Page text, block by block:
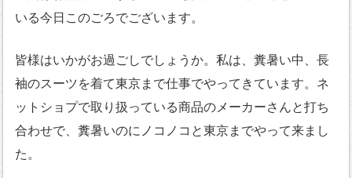
いる今日このごろでございます。
皆様はいかがお過ごしでしょうか。私は、糞暑い中、長
袖のスーツを着て東京まで仕事でやってきています。ネ
ットショプで取り扱っている商品のメーカーさんと打ち
合わせで、糞暑いのにノコノコと東京までやって来まし
た。